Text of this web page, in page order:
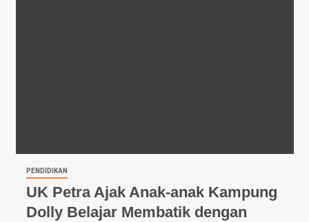
PENDIDIKAN
UK Petra Ajak Anak-anak Kampung
Dolly Belajar Membatik dengan